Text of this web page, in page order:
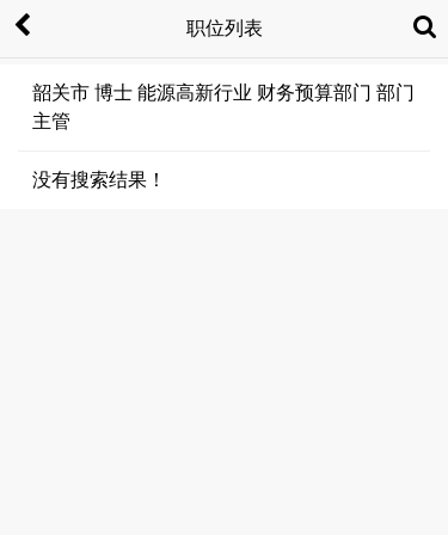
职位列表
韶关市 博士 能源高新行业 财务预算部门 部门
主管
没有搜索结果！